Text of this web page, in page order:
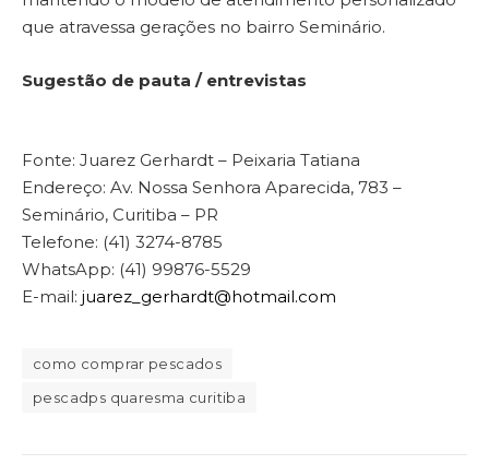
que atravessa gerações no bairro Seminário.
Sugestão de pauta / entrevistas
Fonte: Juarez Gerhardt – Peixaria Tatiana
Endereço: Av. Nossa Senhora Aparecida, 783 –
Seminário, Curitiba – PR
Telefone: (41) 3274-8785
WhatsApp: (41) 99876-5529
E-mail: juarez_gerhardt@hotmail.com
como comprar pescados
pescadps quaresma curitiba